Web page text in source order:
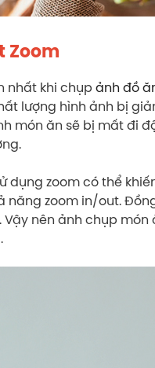
Zoom
nhất khi chụp ảnh đồ
lượng hình ảnh bị
món ăn sẽ bị mất đi
dụng zoom có thể
năng zoom in/out.
nên ảnh chụp